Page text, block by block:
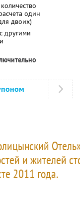
один
двоих)
другими
и жителей
2011 года.